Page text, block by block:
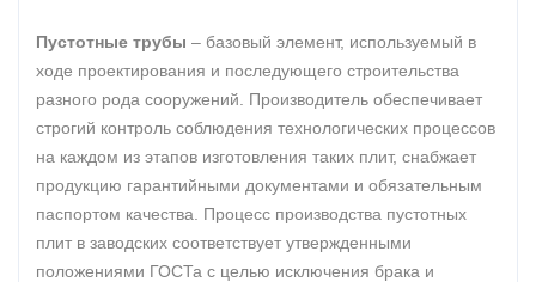
Пустотные трубы – базовый элемент, используемый в
ходе проектирования и последующего строительства
разного рода сооружений. Производитель обеспечивает
строгий контроль соблюдения технологических процессов
на каждом из этапов изготовления таких плит, снабжает
продукцию гарантийными документами и обязательным
паспортом качества. Процесс производства пустотных
плит в заводских соответствует утвержденными
положениями ГОСТа с целью исключения брака и